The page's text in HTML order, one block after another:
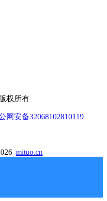
权所有
网安备32068102810119
mituo.cn